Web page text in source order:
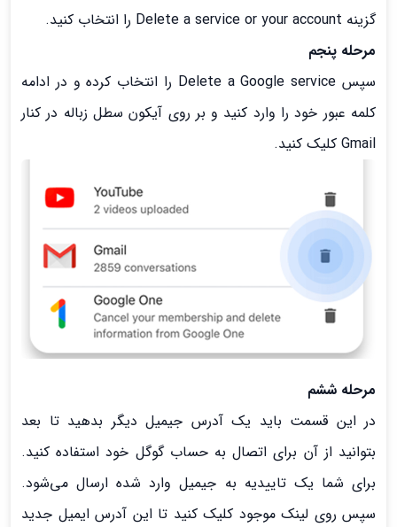
گزینه Delete a service or your account را انتخاب کنید.
مرحله پنجم
سپس Delete a Google service را انتخاب کرده و در ادامه
کلمه عبور خود را وارد کنید و بر روی آیکون سطل زباله در کنار
Gmail کلیک کنید.
مرحله ششم
در این قسمت باید یک آدرس جیمیل دیگر بدهید تا بعد
بتوانید از آن برای اتصال به حساب گوگل خود استفاده کنید.
برای شما یک تاییدیه به جیمیل وارد شده ارسال می‌شود.
سپس روی لینک موجود کلیک کنید تا این آدرس ایمیل جدید